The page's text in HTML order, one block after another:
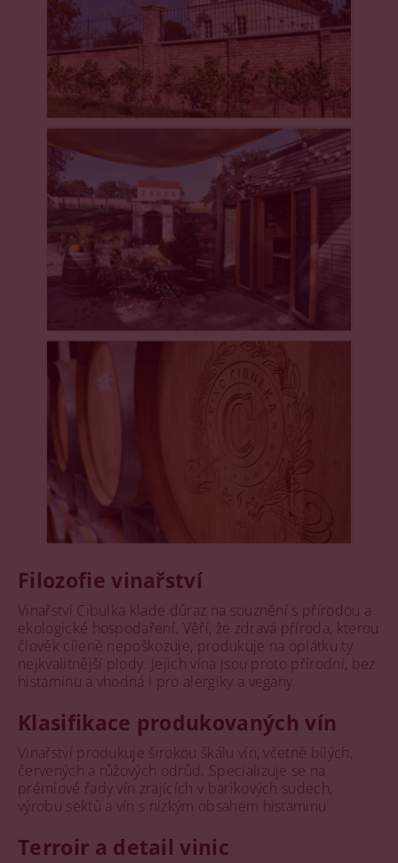
Filozofie vinařství
Vinařství Cibulka klade důraz na souznění s přírodou a
ekologické hospodaření. Věří, že zdravá příroda, kterou
člověk cíleně nepoškozuje, produkuje na oplátku ty
nejkvalitnější plody. Jejich vína jsou proto přírodní, bez
histaminu a vhodná i pro alergiky a vegany.
Klasifikace produkovaných vín
Vinařství produkuje širokou škálu vín, včetně bílých,
červených a růžových odrůd. Specializuje se na
prémiové řady vín zrajících v barikových sudech,
výrobu sektů a vín s nízkým obsahem histaminu.
Terroir a detail vinic